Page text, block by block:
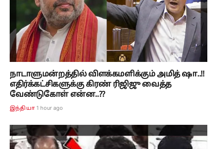
நாடாளுமன்றத்தில் விளக்கமளிக்கும் அமித் ஷா..!!
எதிர்க்கட்சிகளுக்கு கிரண் ரிஜிஜு வைத்த
வேண்டுகோள் என்ன..??
இந்தியா 1 hour ago